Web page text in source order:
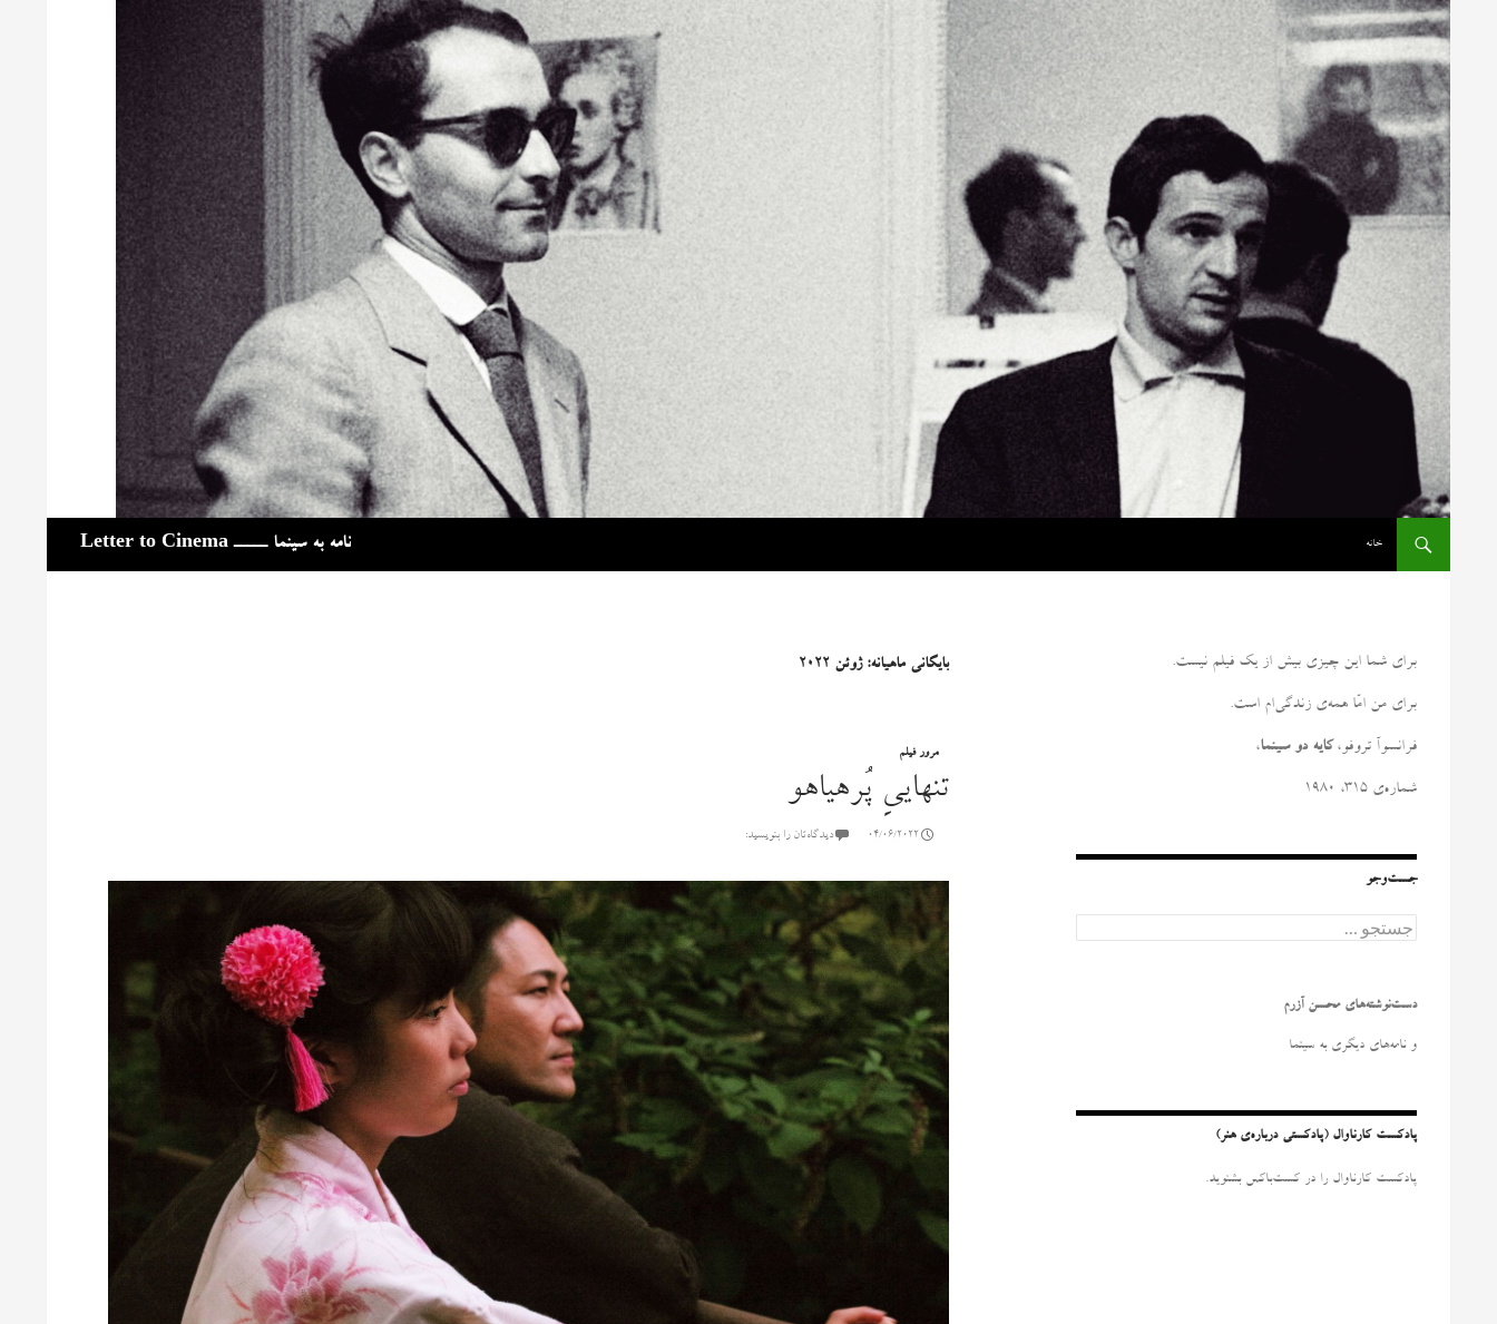
نامه به سینما ـــــ Letter to Cinema
خانه
بایگانی ماهیانه: ژوئن 2022
مرور فیلم
تنهاییِ پُرهیاهو
04/06/2022 دیدگاه‌تان را بنویسید:
برای شما این چیزی بیش از یک فیلم نیست.
برای من امّا همه‌ی زندگی‌ام است.
فرانسوآ تروفو، کایه دو سینما،
شماره‌ی ۳۱۵، ۱۹۸۰
جست‌وجو
ج
س
و
ر
دست‌نوشته‌های محسن آزرم
و نامه‌‌های دیگری به سینما
پادکست کارناوال (پادکستی درباره‌ی هنر)
پادکست کارناوال را در کست‌باکس بشنوید.